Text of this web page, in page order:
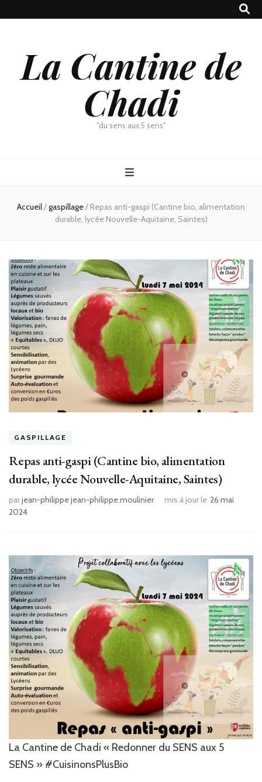
La Cantine de
Chadi
"du sens aux 5 sens"
Accueil/gaspillage/ Repas anti-gaspi (Cantine bio, alimentation
durable, lycée Nouvelle-Aquitaine, Saintes)
GASPILLAGE
Repas anti-gaspi (Cantine bio, alimentation
durable, lycée Nouvelle-Aquitaine, Saintes)
parjean-philippe jean-philippe.moulinier mis à jour le 26 mai
2024
La Cantine de Chadi « Redonner du SENS aux 5
SENS » #CuisinonsPlusBio